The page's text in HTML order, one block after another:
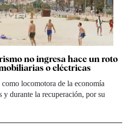
no ingresa hace un roto
o eléctricas
locomotora de la economía
y durante la recuperación, por su